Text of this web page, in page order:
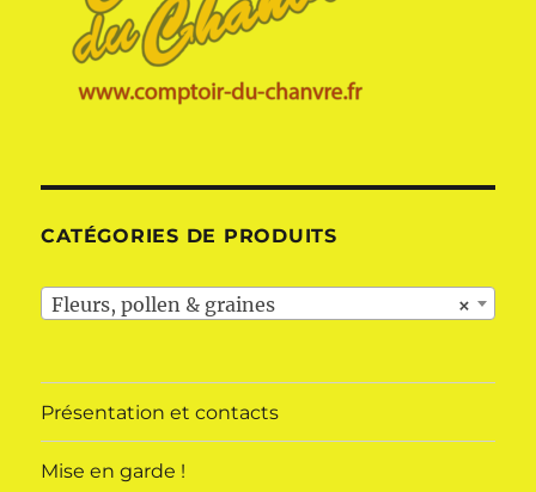
CATÉGORIES DE PRODUITS
×
Fleurs, pollen & graines
Présentation et contacts
Mise en garde !